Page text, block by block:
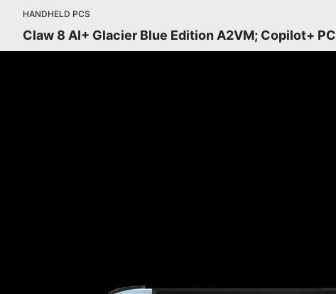
HANDHELD PCS
Claw 8 AI+ Glacier Blue Edition A2VM; Copilot+ PC